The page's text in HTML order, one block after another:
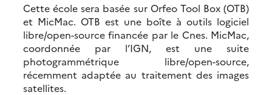
Cette école sera basée sur Orfeo Tool Box (OTB)
et MicMac. OTB est une boîte à outils logiciel
libre/open-source financée par le Cnes. MicMac,
coordonnée par l’IGN, est une suite
photogrammétrique libre/open-source,
récemment adaptée au traitement des images
satellites.